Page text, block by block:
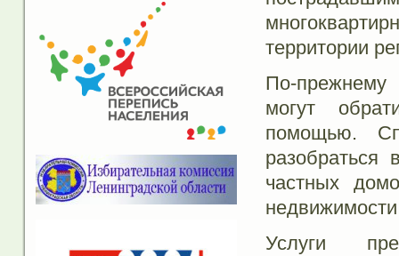
территории
По-прежнему
могут
помощью.
разобраться
частных
Услуги